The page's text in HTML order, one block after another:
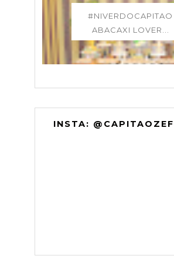
#NIVERDOCAPITAO
ABACAXI LOVER...
INSTA: